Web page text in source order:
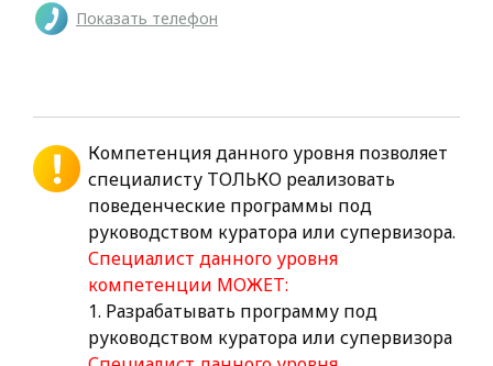
Показать телефон
Компетенция данного уровня позволяет
специалисту ТОЛЬКО реализовать
поведенческие программы под
руководством куратора или супервизора.
Специалист данного уровня
компетенции МОЖЕТ:
1. Разрабатывать программу под
руководством куратора или супервизора